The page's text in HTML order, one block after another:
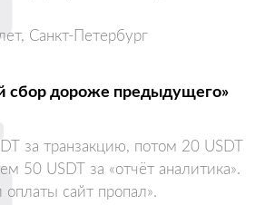
Санкт-Петербург
сбор дороже предыдущего»
за транзакцию, потом 20 USDT
50 USDT за «отчёт аналитика».
оплаты сайт пропал».